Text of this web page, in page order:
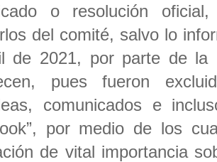
o resolución
del comité, salvo lo
de 2021, por parte de la
pues fueron
comunicados e
por medio de los
de vital importancia